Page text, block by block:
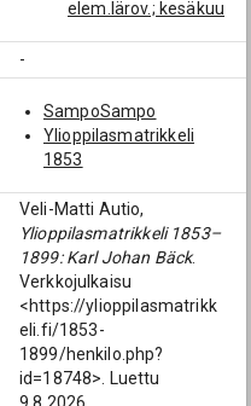
elem.lärov.; kesäkuu
Alarik (1847-1873):
[viip. 1868; Yo
Viborgs elem.lärov.;
Viborgs elem.lärov.]
Herman Ossian
(1848-1910): [viip.
1868; Yo Viborgs
elem.lärov.; Viborgs
elem.lärov.]
Lundgrén, Amandus
Adrian (1851-1877):
[Yo Viborgs
elem.lärov.; Viborgs
-
SampoSampo
Ylioppilasmatrikkeli
1853
Veli-Matti Autio,
Ylioppilasmatrikkeli 1853–
1899: Karl Johan Bäck.
Verkkojulkaisu
<https://ylioppilasmatrikk
eli.fi/1853-
1899/henkilo.php?
id=18748>. Luettu